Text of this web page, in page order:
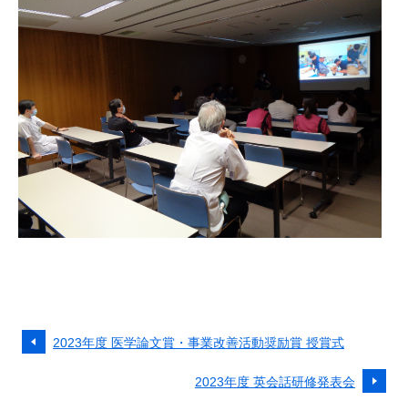
2023年度 医学論文賞・事業改善活動奨励賞 授賞式
2023年度 英会話研修発表会